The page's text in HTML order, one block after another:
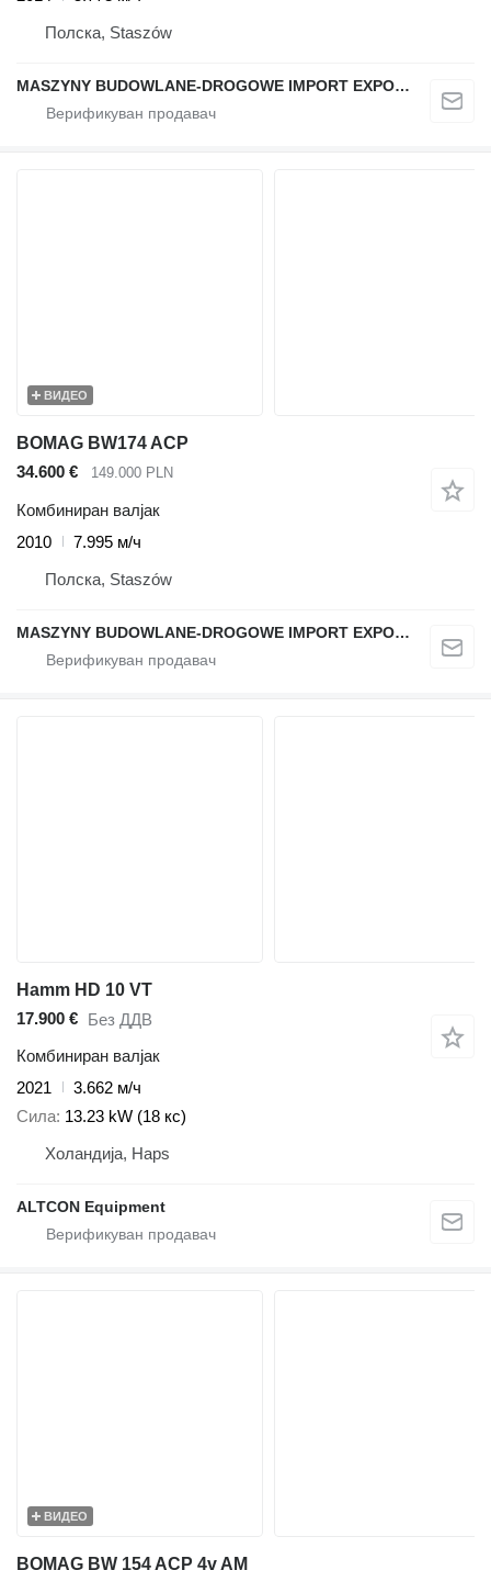
Полска, Staszów
MASZYNY BUDOWLANE-DROGOWE IMPORT EXPORT
ВИДЕО
BOMAG BW174 ACP
34.600 €
149.000 PLN
Комбиниран валјак
2010
7.995 м/ч
Полска, Staszów
MASZYNY BUDOWLANE-DROGOWE IMPORT EXPORT
Hamm HD 10 VT
17.900 € Без ДДВ
Комбиниран валјак
2021
3.662 м/ч
Сила 13.23 kW (18 кс)
Холандија, Haps
ALTCON Equipment
ВИДЕО
BOMAG BW 154 ACP 4v AM